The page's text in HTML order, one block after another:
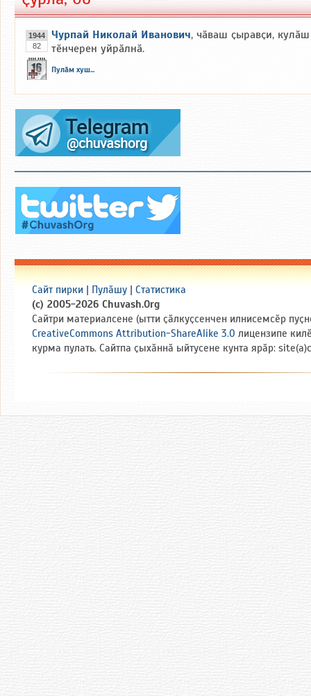
1944
82
Чурпай Николай Иванович, чӑваш ҫыравҫи, кулӑш
тӗнчерен уйрӑлнӑ.
Пулӑм хуш...
Сайт пирки Пулӑшу
Статистика
(c) 2005-2026 Chuvash.Org
Сайтри материалсене (ытти ҫӑлкуҫсенчен илнисемсӗр
CreativeCommons Attribution-ShareAlike 3.0 лицензипе
курма пулать. Сайтпа ҫыхӑннӑ ыйтусене кунта ярӑр: